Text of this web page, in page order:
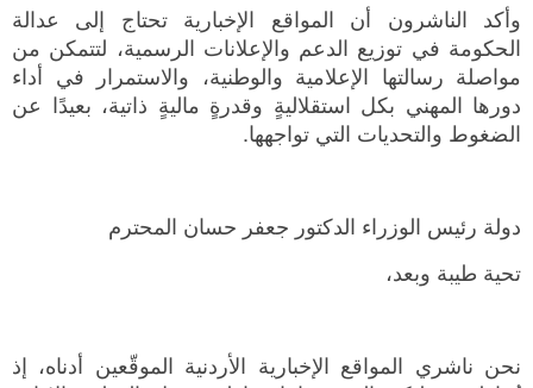
وأكد الناشرون أن المواقع الإخبارية تحتاج إلى عدالة
الحكومة في توزيع الدعم والإعلانات الرسمية، لتتمكن من
مواصلة رسالتها الإعلامية والوطنية، والاستمرار في أداء
دورها المهني بكل استقلاليةٍ وقدرةٍ ماليةٍ ذاتية، بعيدًا عن
الضغوط والتحديات التي تواجهها.
دولة رئيس الوزراء الدكتور جعفر حسان المحترم
تحية طيبة وبعد،
نحن ناشري المواقع الإخبارية الأردنية الموقّعين أدناه، إذ